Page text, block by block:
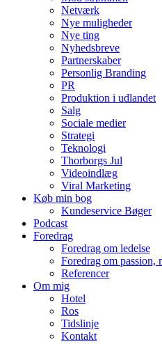
Netværk
Nye muligheder
Nye ting
Nyhedsbreve
Partnerskaber
Personlig Branding
PR
Produktion i udlandet
Salg
Sociale medier
Strategi
Teknologi
Thorborgs Jul
Videoindlæg
Viral Marketing
Køb min bog
Kundeservice Bøger
Podcast
Foredrag
Foredrag om ledelse
Foredrag om passion,
Referencer
Om mig
Hotel
Ros
Tidslinje
Kontakt